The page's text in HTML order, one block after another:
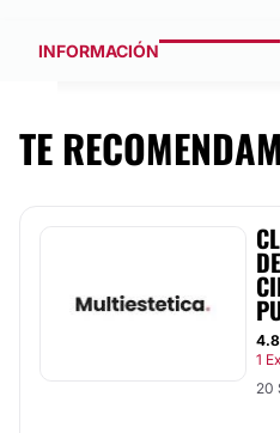
INFORMACIÓN
TE
4.8
1
20